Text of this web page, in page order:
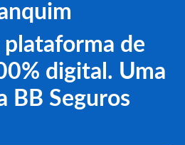
plataforma de
digital. Uma
BB Seguros